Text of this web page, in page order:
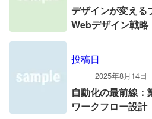
デザインが変える
Webデザイン戦略
投稿日
2025年8月14日
自動化の最前線：
ワークフロー設計